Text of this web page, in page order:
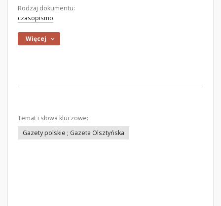
Rodzaj dokumentu:
czasopismo
Więcej
Temat i słowa kluczowe:
Gazety polskie ; Gazeta Olsztyńska